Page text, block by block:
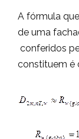
A fórmula
de uma
conferidos
constituem é